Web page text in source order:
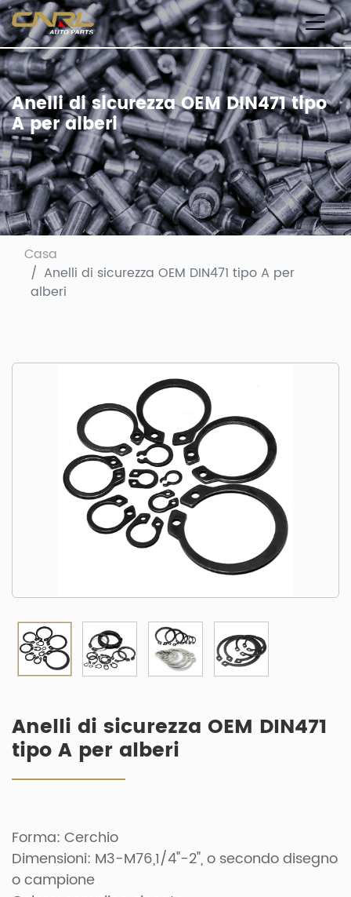
Anelli di sicurezza OEM DIN471 tipo
A per alberi
Casa
Anelli di sicurezza OEM DIN471 tipo A per
alberi
Anelli di sicurezza OEM DIN471
tipo A per alberi
Forma: Cerchio
Dimensioni: M3-M76,1/4"-2", o secondo disegno
o campione